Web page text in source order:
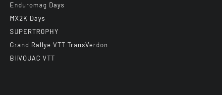
Enduromag Days
MX2K Days
SUPERTROPHY
Grand Rallye VTT TransVerdon
BiiVOUAC VTT